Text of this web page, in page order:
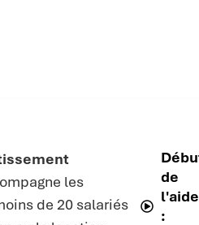
les
de 20 salariés
de
l'aide
: